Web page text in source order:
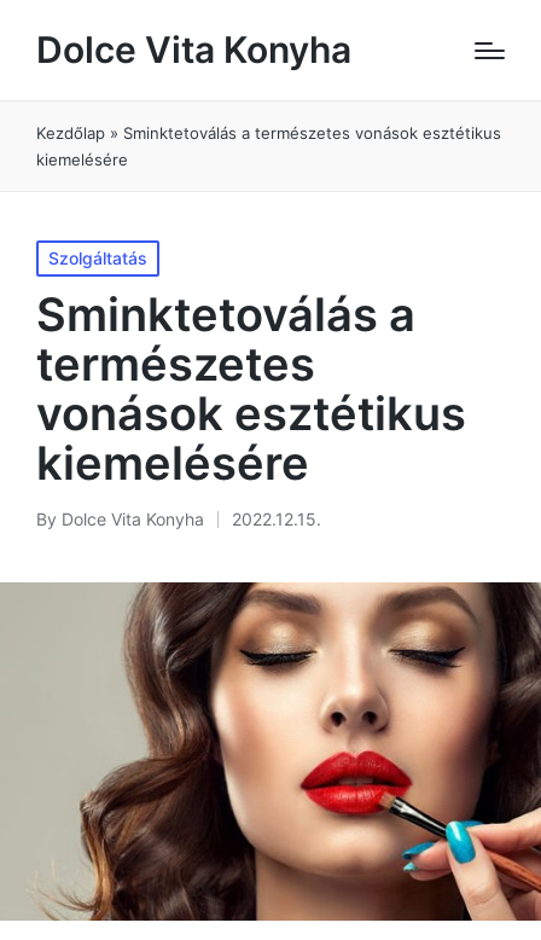
Dolce Vita Konyha
Kezdőlap » Sminktetoválás a természetes vonások esztétikus
kiemelésére
Posted
in
Szolgáltatás
Sminktetoválás a
természetes
vonások esztétikus
kiemelésére
Posted
By Dolce Vita Konyha 2022.12.15.